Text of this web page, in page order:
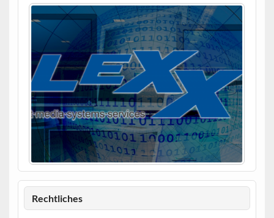
Rechtliches